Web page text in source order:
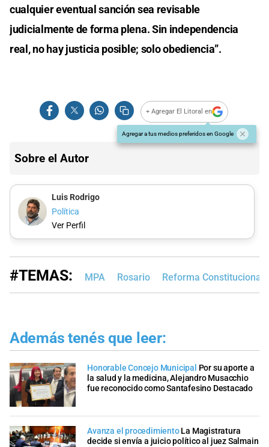
cualquier eventual sanción sea revisable
judicialmente de forma plena. Sin independencia
real, no hay justicia posible; solo obediencia”.
+ Agregar El Litoral en
Agregar a tus medios preferidos en Google
Sobre el Autor
Luis Rodrigo
Política
Ver Perfil
#TEMAS: MPA Rosario Reforma Constitucional
Además tenés que leer:
Honorable Concejo Municipal Por su aporte a
la salud y la medicina, Alejandro Musacchio
fue reconocido como Santafesino Destacado
Avanza el procedimiento La Magistratura
decide si envía a juicio político al juez Salmain